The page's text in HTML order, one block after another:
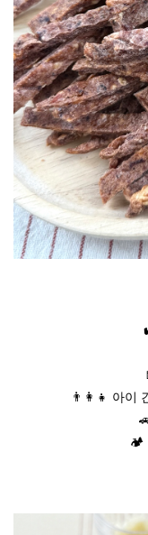
👨‍👩‍👧 아이
🏕️